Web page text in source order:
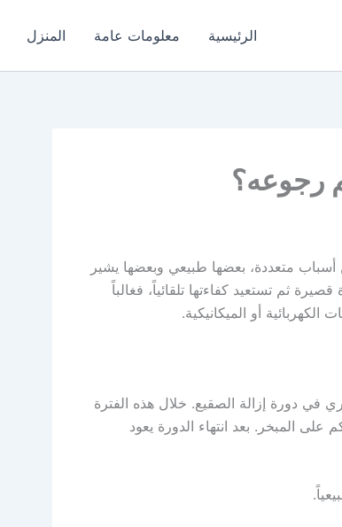
الرئيسية معلومات عامة المنزل
رجوعه؟
متعددة، بعضها طبيعي وبعضها يشير
ثم تستعيد كفاءتها تلقائياً، فغالباً
أو الميكانيكية.
في دورة إزالة الصقيع. خلال هذه الفترة
على المبخر. بعد انتهاء الدورة يعود